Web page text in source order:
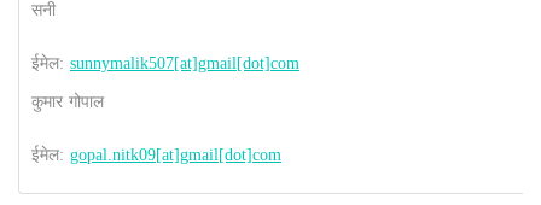
सनी
ईमेल: sunnymalik507[at]gmail[dot]com
कुमार गोपाल
ईमेल: gopal.nitk09[at]gmail[dot]com